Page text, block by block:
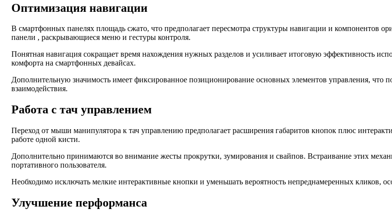
Оптимизация навигации
В смартфонных панелях площадь сжато, что предполагает пересмотра структуры навигации и компонентов
панели , раскрывающиеся меню и гестуры контроля.
Понятная навигация сокращает время нахождения нужных разделов и усиливает итоговую эффективность
комфорта на смартфонных девайсах.
Дополнительную значимость имеет фиксированное позиционирование основных элементов управления, что
взаимодействия.
Работа с тач управлением
Переход от мыши манипулятора к тач управлению предполагает расширения габаритов кнопок плюс
работе одной кисти.
Дополнительно принимаются во внимание жесты прокрутки, зумирования и свайпов. Встраивание этих
портативного пользователя.
Необходимо исключать мелкие интерактивные кнопки и уменьшать вероятность непреднамеренных кликов,
Улучшение перформанса